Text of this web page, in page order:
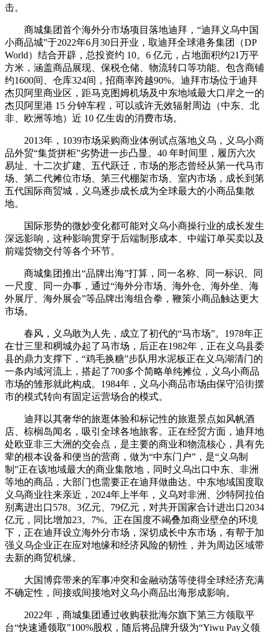
击。
商城集团首个海外分市场项目落地迪拜，“迪拜义乌中国
小商品城”于2022年6月30日开业，取迪拜全球港务集团（DP
World）结合开辟，总投资约 10。6 亿元，占地面积约21万平
方米，涵盖商品展现、保税仓储、物流转口等功能。包含商铺
约1600间、仓库324间，招商率跨越90%。迪拜市场位于迪拜
杰贝阿里商业区，距马克图姆机场及中东地域最大口岸之一的
杰贝阿里港 15 分钟车程，可以或许无效辐射周边（中东、北
非、欧洲等地）近 10 亿生齿的消费市场。
2013年，1039市场采购商业体例试点落地义乌，义乌小商
品外贸“集货拼柜”劣势进一步凸显。40 年时间里，履历六次
易址、十二次扩建、五代跃迁，市场的形态曾经从第一代马市
场、第二代摊位市场、第三代棚架市场、室内市场，成长到第
五代国际商贸城，义乌逐步成长成为全球最大的小商品集散
地。
国际形势的微妙变化都可能对义乌小商操行业的成长发生
深远影响，这种影响贯穿于后端制形成本、中端订单买卖以及
前端货物交付等各个环节。
商城集团推出“品牌出海”打算，同一名称、同一标识、同
一尺度、同一办事，通过“海外分市场、海外仓、海外坐、海
外展厅、海外展会”等品牌出海组合拳，鞭策小商品触达更大
市场。
春风，义乌敢为人先，成立了初代的“马市场”。1978年正
在廿三里和稠城办起了马市场，后正在1982年，正在义乌县委
县的鼎力支撑下，“鸡毛换糖”步队用水泥板正在义乌湖清门的
一条内域河流上，搭起了700多个简略单纯摊位，义乌小商品
市场的雏形就此构成。1984年，义乌小商品市场由保守沿街摆
市的模式转向有固定运营场合的模式。
迪拜以其奢华的旅逛体验和标记性的旅逛景点如风帆酒
店、棕榈岛闻名，吸引全球各地旅客。正在经贸方面，迪拜地
处欧亚非三大洲的交会点，是主要的商业和物流核心，具有先
辈的根本设备和便当的营商，做为“中东门户”，是“义乌制
制”正在该地域最大的商业集散地，同时义乌出口中东、非洲
等地的商品，大部门也需要正在迪拜做曲达。中东地域国度取
义乌商业往来亲近，2024年上半年，义乌对非洲、沙特阿拉伯
别离进出口578。3亿元、79亿元，对共开国家合计进出口2034
亿元，同比增加23。7%。正在国度不竭叠加商业壁垒的环境
下，正在迪拜设立海外分市场，深切成长中东市场，有帮于加
强义乌企业正在应对地缘和经济风险的韧性，并为周边区域带
去新的商贸机缘。
大国博弈带来的军事冲突和金融动荡等使得全球经济充满
不确定性，间接或间接地对义乌小商品出海形成影响。
2022年，商城集团通过收购获批海尔旗下第三方领取平
台“快速通领取”100%股权，随后将品牌升级为“Yiwu Pay义领